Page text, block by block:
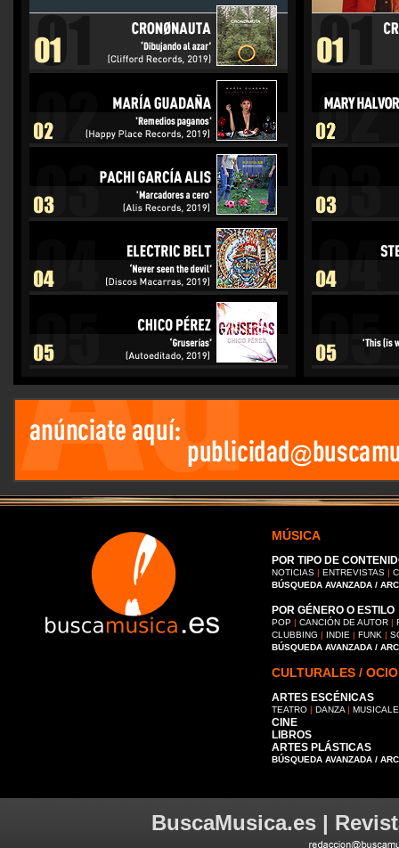
MÚSICA
POR TIPO DE
NOTICIAS | ENTREVISTAS |
BÚSQUEDA AVANZADA /
POR GÉNERO O ESTILO
POP | CANCIÓN DE AUTOR |
CLUBBING | INDIE | FUNK |
BÚSQUEDA AVANZADA /
CULTURALES / OCIO
ARTES ESCÉNICAS
TEATRO | DANZA |
CINE
LIBROS
ARTES PLÁSTICAS
BÚSQUEDA AVANZADA /
BuscaMusica.es |